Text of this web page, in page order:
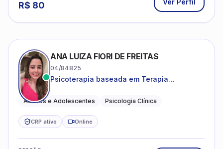
R$ 80 Ver Perfil
ANA LUIZA FIORI DE FREITAS
04/84825
Psicoterapia baseada em Terapia
Adultos e Adolescentes Psicologia Clínica
CRP ativo Online